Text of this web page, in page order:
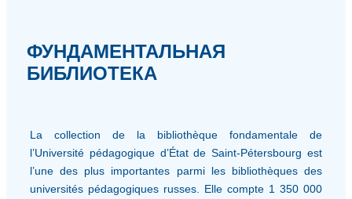
ФУНДАМЕНТАЛЬНАЯ
БИБЛИОТЕКА
La collection de la bibliothèque fondamentale de
l’Université pédagogique d’État de Saint-Pétersbourg est
l’une des plus importantes parmi les bibliothèques des
universités pédagogiques russes. Elle compte 1 350 000